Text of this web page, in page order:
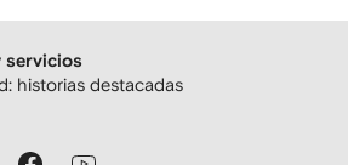
servicios
historias destacadas